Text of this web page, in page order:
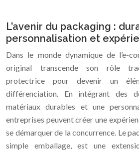
L’avenir du packaging :
personnalisation et
Dans le monde dynamique de l’e-
original transcende son rôle
protectrice pour devenir un
différenciation. En intégrant des
matériaux durables et une
entreprises peuvent créer une
se démarquer de la concurrence. Le
simple emballage, est une